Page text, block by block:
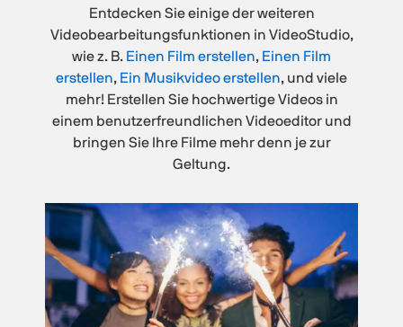
Entdecken Sie einige der weiteren
Videobearbeitungsfunktionen in VideoStudio,
wie z. B. Einen Film erstellen, Einen Film
erstellen, Ein Musikvideo erstellen, und viele
mehr! Erstellen Sie hochwertige Videos in
einem benutzerfreundlichen Videoeditor und
bringen Sie Ihre Filme mehr denn je zur
Geltung.